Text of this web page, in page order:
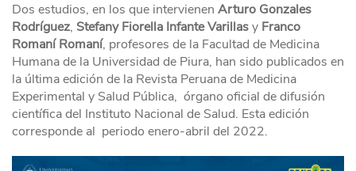
Dos estudios, en los que intervienen Arturo Gonzales
Rodríguez, Stefany Fiorella Infante Varillasy Franco
Romaní Romaní, profesores de la Facultad de Medicina
Humana de la Universidad de Piura, han sido publicados en
la última edición de la Revista Peruana de Medicina
Experimental y Salud Pública, órgano oficial de difusión
científica del Instituto Nacional de Salud. Esta edición
corresponde al periodo enero-abril del 2022.